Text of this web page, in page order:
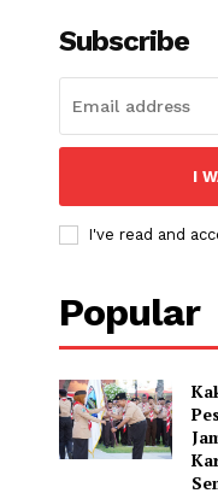
Subscribe
I
I've read and
Popular